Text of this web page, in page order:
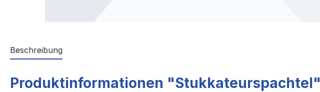
Beschreibung
Produktinformationen "Stukkateurspachtel"